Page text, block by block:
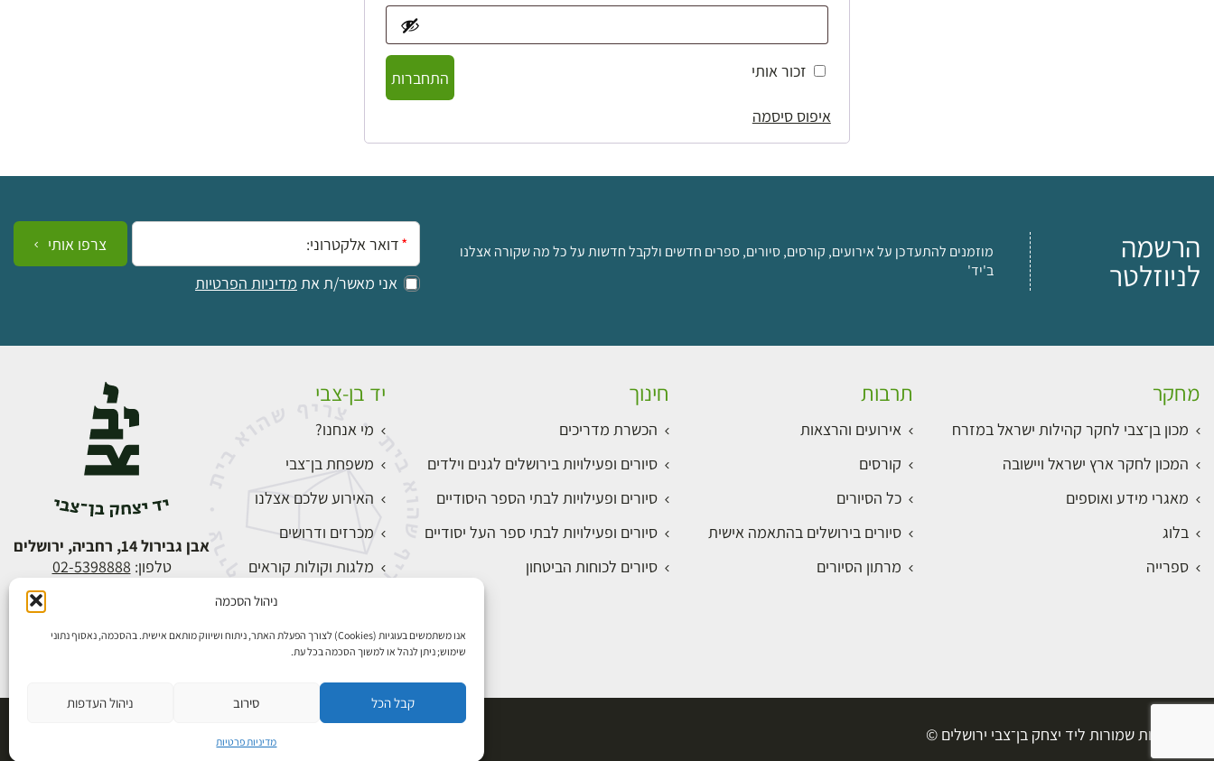
ניהול הסכמה
אנו משתמשים בעוגיות (Cookies) לצורך הפעלת האתר, ניתוח ושיווק מותאם אישית. בהסכמה, נאסוף נתוני
שימוש; ניתן לנהל או למשוך הסכמה בכל עת.
קבל הכל סירוב ניהול העדפות
מדיניות פרטיות
זכור אותי
התחברות
איפוס סיסמה
הרשמה
לניוזלטר
מוזמנים להתעדכן על אירועים, קורסים, סיורים, ספרים חדשים ולקבל חדשות על כל מה שקורה אצלנו
ב'יד'
אימייל:
אני מאשר/ת את מדיניות הפרטיות
צרפו אותי
מחקר
מכון בן־צבי לחקר קהילות ישראל במזרח
המכון לחקר ארץ ישראל ויישובה
מאגרי מידע ואוספים
בלוג
ספרייה
תרבות
אירועים והרצאות
קורסים
כל הסיורים
סיורים בירושלים בהתאמה אישית
מרתון הסיורים
חינוך
הכשרת מדריכים
סיורים ופעילויות בירושלים לגנים וילדים
סיורים ופעילויות לבתי הספר היסודיים
סיורים ופעילויות לבתי ספר העל יסודיים
סיורים לכוחות הביטחון
יד בן-צבי
מי אנחנו?
משפחת בן־צבי
האירוע שלכם אצלנו
מכרזים ודרושים
מלגות וקולות קוראים
התחברות
אבן גבירול 14, רחביה, ירושלים
טלפון: 02-5398888
כל הזכויות שמורות ליד יצחק בן־צבי ירושלים ©